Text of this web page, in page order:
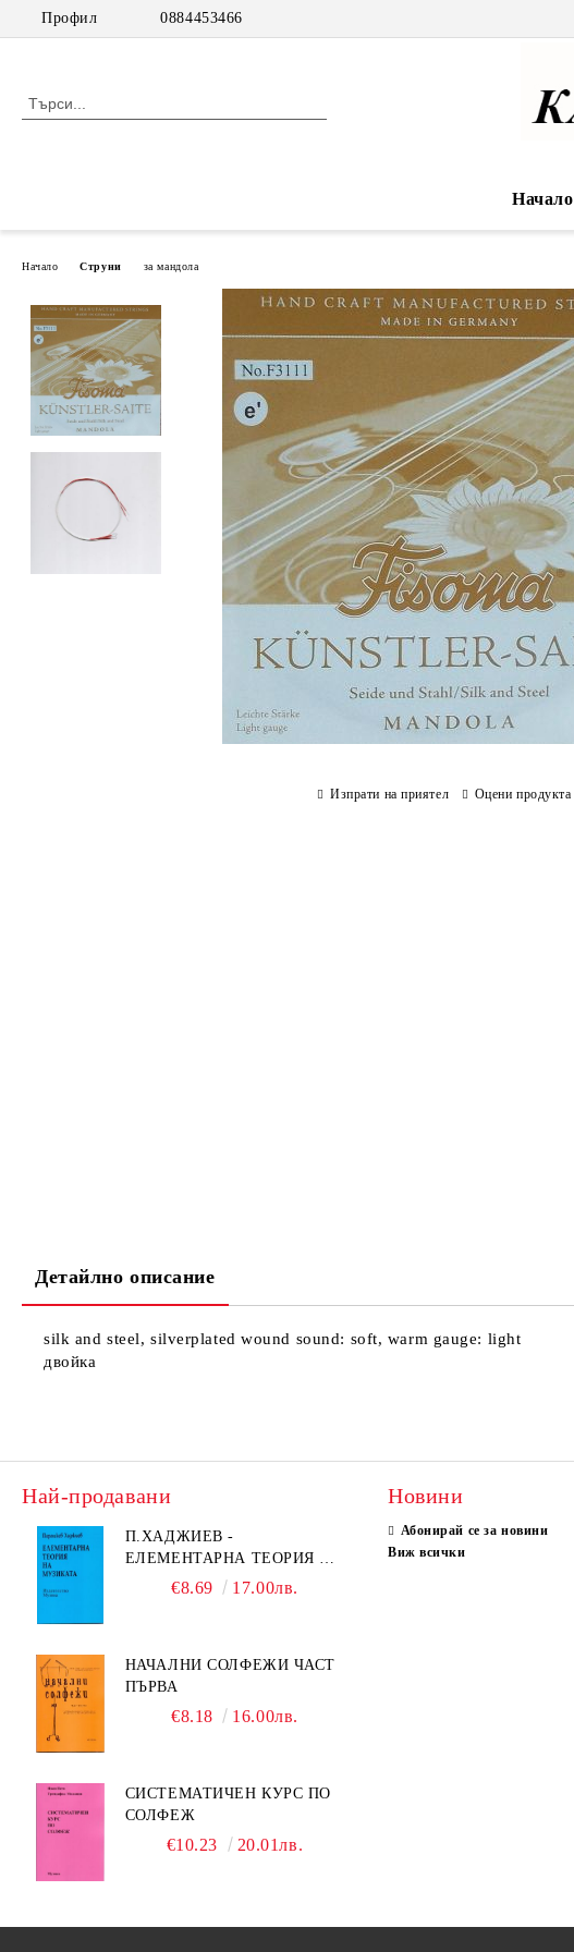
Профил 0884453466
Начало
Начало Струни за мандола
Изпрати на приятел Оцени продукта
Детайлно описание
silk and steel, silverplated wound sound: soft, warm gauge: light
двойка
Най-продавани
П.ХАДЖИЕВ -
ЕЛЕМЕНТАРНА ТЕОРИЯ НА
МУЗИКАТА
€8.69 17.00лв.
НАЧАЛНИ СОЛФЕЖИ ЧАСТ
ПЪРВА
€8.18 16.00лв.
СИСТЕМАТИЧЕН КУРС ПО
СОЛФЕЖ
€10.23 20.01лв.
Новини
Абонирай се за новини
Виж всички